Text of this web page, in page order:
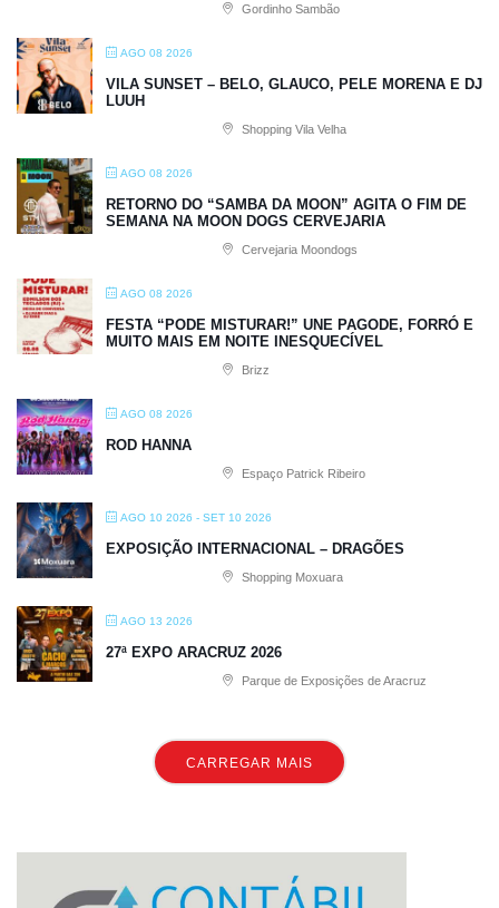
Gordinho Sambão
AGO 08 2026
VILA SUNSET – BELO, GLAUCO, PELE MORENA E DJ
LUUH
Shopping Vila Velha
AGO 08 2026
RETORNO DO “SAMBA DA MOON” AGITA O FIM DE
SEMANA NA MOON DOGS CERVEJARIA
Cervejaria Moondogs
AGO 08 2026
FESTA “PODE MISTURAR!” UNE PAGODE, FORRÓ E
MUITO MAIS EM NOITE INESQUECÍVEL
Brizz
AGO 08 2026
ROD HANNA
Espaço Patrick Ribeiro
AGO 10 2026 - SET 10 2026
EXPOSIÇÃO INTERNACIONAL – DRAGÕES
Shopping Moxuara
AGO 13 2026
27ª EXPO ARACRUZ 2026
Parque de Exposições de Aracruz
CARREGAR MAIS